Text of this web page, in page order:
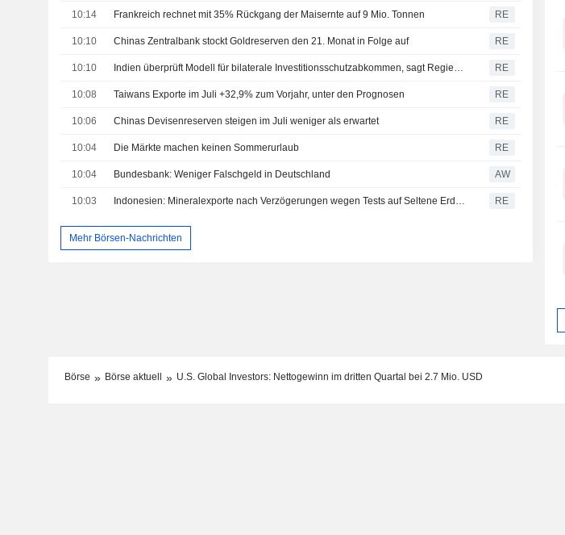
10:14 Frankreich rechnet mit 35% Rückgang der Maisernte auf 9 Mio. Tonnen RE
10:10 Chinas Zentralbank stockt Goldreserven den 21. Monat in Folge auf RE
10:10 Indien überprüft Modell für bilaterale Investitionsschutzabkommen, sagt Regierungsvertreter RE
10:08 Taiwans Exporte im Juli +32,9% zum Vorjahr, unter den Prognosen RE
10:06 Chinas Devisenreserven steigen im Juli weniger als erwartet RE
10:04 Die Märkte machen keinen Sommerurlaub RE
10:04 Bundesbank: Weniger Falschgeld in Deutschland AW
10:03 Indonesien: Mineralexporte nach Verzögerungen wegen Tests auf Seltene Erden wieder angelaufen RE
Mehr Börsen-Nachrichten
Börse Börse aktuell U.S. Global Investors: Nettogewinn im dritten Quartal bei 2.7 Mio. USD